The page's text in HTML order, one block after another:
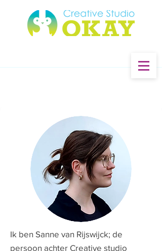
Ik ben Sanne van Rijswijck; de
persoon achter Creative studio